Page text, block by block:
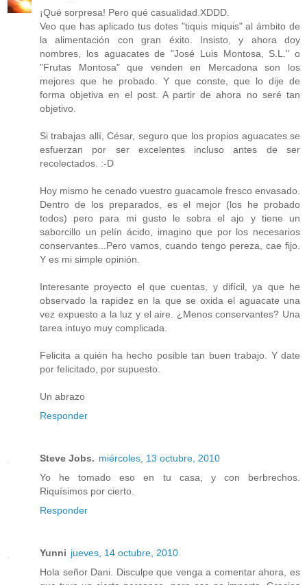
¡Qué sorpresa! Pero qué casualidad.XDDD.
Veo que has aplicado tus dotes "tiquis miquis" al ámbito de
la alimentación con gran éxito. Insisto, y ahora doy
nombres, los aguacates de "José Luis Montosa, S.L." o
"Frutas Montosa" que venden en Mercadona son los
mejores que he probado. Y que conste, que lo dije de
forma objetiva en el post. A partir de ahora no seré tan
objetivo.
Si trabajas allí, César, seguro que los propios aguacates se
esfuerzan por ser excelentes incluso antes de ser
recolectados. :-D
Hoy mismo he cenado vuestro guacamole fresco envasado.
Dentro de los preparados, es el mejor (los he probado
todos) pero para mi gusto le sobra el ajo y tiene un
saborcillo un pelín ácido, imagino que por los necesarios
conservantes...Pero vamos, cuando tengo pereza, cae fijo.
Y es mi simple opinión.
Interesante proyecto el que cuentas, y difícil, ya que he
observado la rapidez en la que se oxida el aguacate una
vez expuesto a la luz y el aire. ¿Menos conservantes? Una
tarea intuyo muy complicada.
Felicita a quién ha hecho posible tan buen trabajo. Y date
por felicitado, por supuesto.
Un abrazo
Responder
Steve Jobs. miércoles, 13 octubre, 2010
Yo he tomado eso en tu casa, y con berbrechos.
Riquísimos por cierto.
Responder
Yunni jueves, 14 octubre, 2010
Hola señor Dani. Disculpe que venga a comentar ahora, es